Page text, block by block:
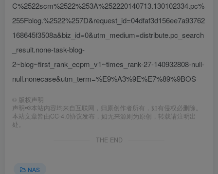
C%2522scm%2522%253A%252220140713.130102334.pc%
255Fblog.%2522%257D&request_id=04dfaf3d156ee7a93762
168645f3508a&biz_id=0&utm_medium=distribute.pc_search
_result.none-task-blog-
2~blog~first_rank_ecpm_v1~times_rank-27-140932808-null-
null.nonecase&utm_term=%E9%A3%9E%E7%89%9BOS
© 版权声明
声明📢本站内容均来自互联网，归原创作者所有，如有侵权必删除。
本站文章皆由CC-4.0协议发布，如无来源则为原创，转载请注明出
处。
THE END
NAS